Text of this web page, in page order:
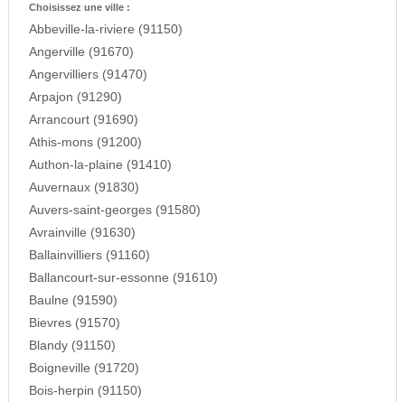
Choisissez une ville :
Abbeville-la-riviere (91150)
Angerville (91670)
Angervilliers (91470)
Arpajon (91290)
Arrancourt (91690)
Athis-mons (91200)
Authon-la-plaine (91410)
Auvernaux (91830)
Auvers-saint-georges (91580)
Avrainville (91630)
Ballainvilliers (91160)
Ballancourt-sur-essonne (91610)
Baulne (91590)
Bievres (91570)
Blandy (91150)
Boigneville (91720)
Bois-herpin (91150)